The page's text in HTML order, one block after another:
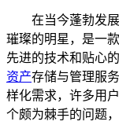
在当今蓬勃发
璀璨的明星，是一
先进的技术和贴心
资产存储与管理服
样化需求，许多用
个颇为棘手的问题